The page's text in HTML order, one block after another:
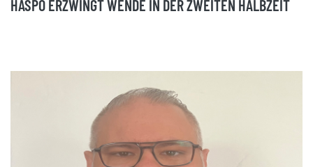
HASPO ERZWINGT WENDE IN DER ZWEITEN HALBZEIT